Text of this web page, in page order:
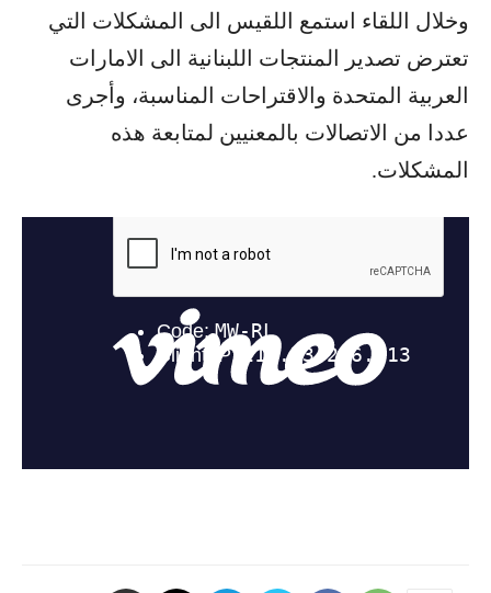
وخلال اللقاء استمع اللقيس الى المشكلات التي
تعترض تصدير المنتجات اللبنانية الى الامارات
العربية المتحدة والاقتراحات المناسبة، وأجرى
عددا من الاتصالات بالمعنيين لمتابعة هذه
المشكلات.